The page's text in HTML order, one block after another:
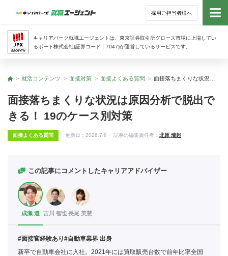
採用ご担当者様へ
キャリアパーク就職エージェントは、東京証券取引所グロース市場に上場してい
るポート株式会社(証券コード：7047)が運営しているサービスです。
トッ
トップ
就活コンテンツ 面接対策 面接よくある質問
面接落ちまくりな状況は原因分析で脱出で
きる！ 19のケース別対策
面接よくある質問 更新日： 2026.7.8 記事の編集責任者： 北原 瑞起
この記事にコメントしたキャリアアドバイザー
成瀬 遼 吉川 智也長尾 美慧
#面接官経験あり#自動車業界 出身
新卒で自動車会社に入社。2021年には買取販売台数で前年比率全国